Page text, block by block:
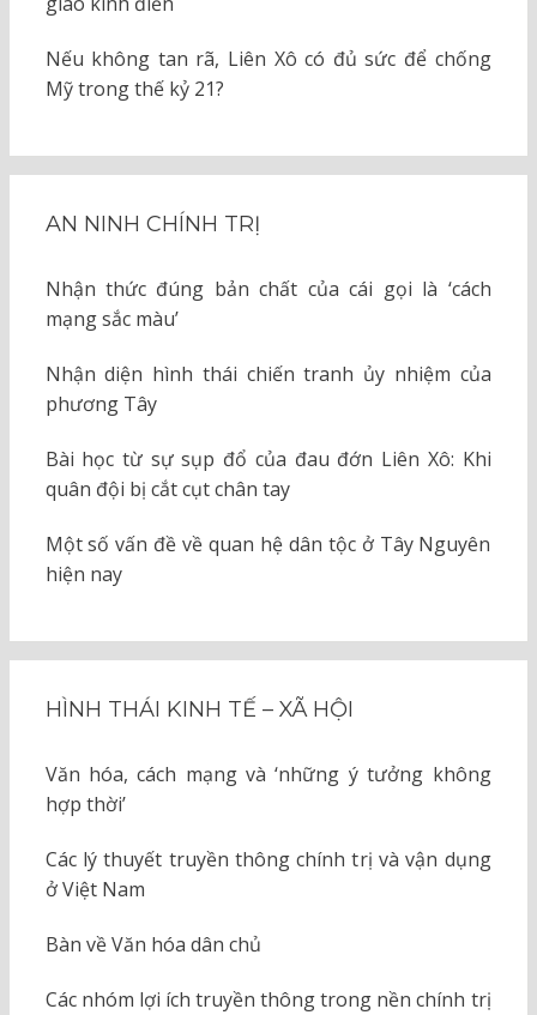
Nếu không tan rã, Liên Xô có đủ sức để chống
Mỹ trong thế kỷ 21?
AN NINH CHÍNH TRỊ
Nhận thức đúng bản chất của cái gọi là ‘cách
mạng sắc màu’
Nhận diện hình thái chiến tranh ủy nhiệm của
phương Tây
Bài học từ sự sụp đổ của đau đớn Liên Xô: Khi
quân đội bị cắt cụt chân tay
Một số vấn đề về quan hệ dân tộc ở Tây Nguyên
hiện nay
HÌNH THÁI KINH TẾ – XÃ HỘI
Văn hóa, cách mạng và ‘những ý tưởng không
hợp thời’
Các lý thuyết truyền thông chính trị và vận dụng
ở Việt Nam
Bàn về Văn hóa dân chủ
Các nhóm lợi ích truyền thông trong nền chính trị